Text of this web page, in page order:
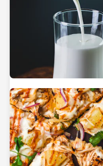
热带海滩上的椰子树